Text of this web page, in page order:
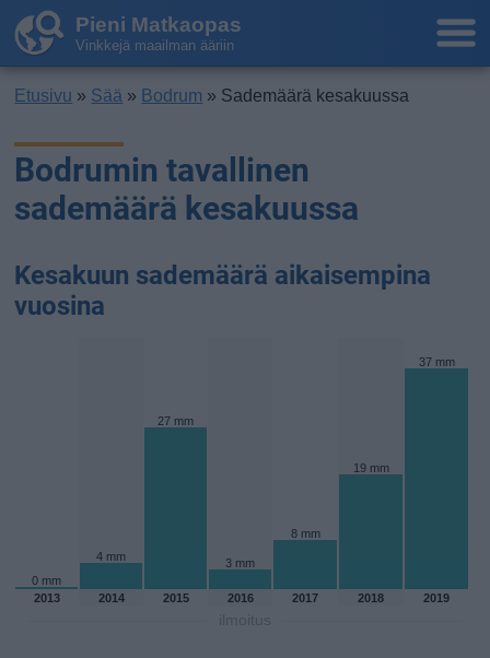
Pieni Matkaopas
Vinkkejä maailman ääriin
Etusivu » Sää » Bodrum » Sademäärä kesakuussa
Bodrumin tavallinen
sademäärä kesakuussa
Kesakuun sademäärä aikaisempina
vuosina
0 mm
4 mm
27 mm
3 mm
8 mm
19 mm
37 mm
2013 2014 2015 2016 2017 2018 2019